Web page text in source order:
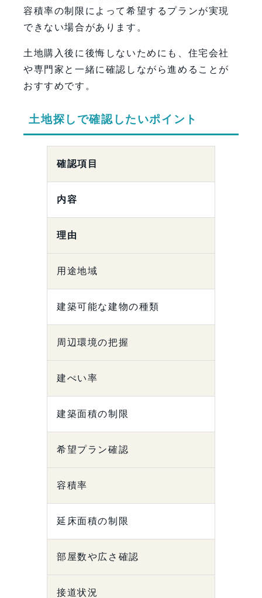
容積率の制限によって希望するプランが実現
できない場合があります。
土地購入後に後悔しないためにも、住宅会社
や専門家と一緒に確認しながら進めることが
おすすめです。
土地探しで確認したいポイント
確認項目
内容
理由
用途地域
建築可能な建物の種類
周辺環境の把握
建ぺい率
建築面積の制限
希望プラン確認
容積率
延床面積の制限
部屋数や広さ確認
接道状況